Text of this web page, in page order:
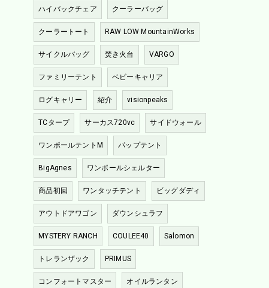
ハイバックチェア クーラーバッグ
クーラートート RAW LOW MountainWorks
サイクルバッグ 焚き火台 VARGO
ファミリーテント ベビーキャリア
ログキャリー 紹介 visionpeaks
TCタープ サーカス720vc サイドウォール
ワンポールテントM パップテント
BigAgnes ワンポールシェルター
商品初回 ワンタッチテント ビッグダディ
アウトドアワゴン ダウンシュラフ
MYSTERY RANCH COULEE40 Salomon
トレランザック PRIMUS
コンフォートマスター オイルランタン